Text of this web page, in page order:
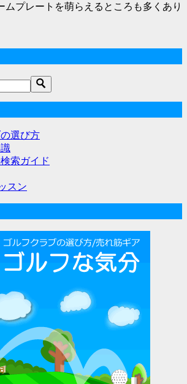
ムプレートを萌らえるところも多くあり
選び方
索ガイド
スン